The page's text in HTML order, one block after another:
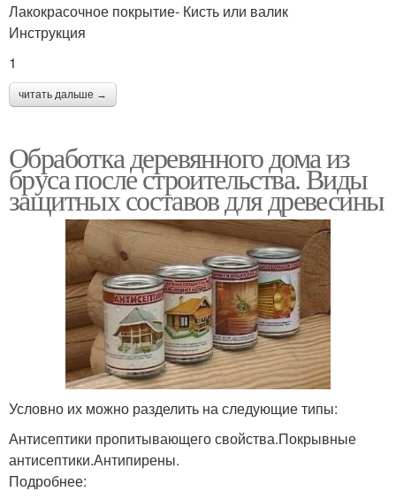
Лакокрасочное покрытие- Кисть или валик
Инструкция
1
читать дальше →
Обработка деревянного дома из
бруса после строительства. Виды
защитных составов для древесины
Условно их можно разделить на следующие типы:
Антисептики пропитывающего свойства.Покрывные
антисептики.Антипирены.
Подробнее: